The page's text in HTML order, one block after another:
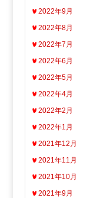
2022年9月
2022年8月
2022年7月
2022年6月
2022年5月
2022年4月
2022年2月
2022年1月
2021年12月
2021年11月
2021年10月
2021年9月